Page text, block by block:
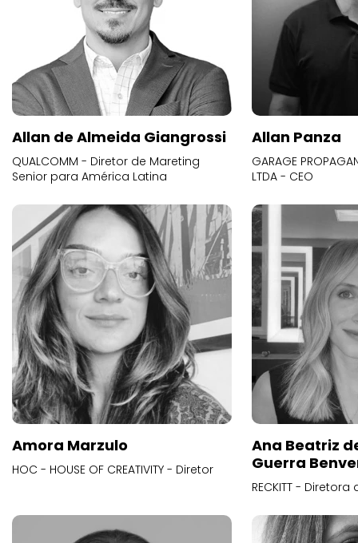
Allan de Almeida Giangrossi
QUALCOMM - Diretor de Mareting
Senior para América Latina
Allan Panza
GARAGE
LTDA - CEO
Amora Marzulo
HOC - HOUSE OF CREATIVITY - Diretor
Ana Beatriz
Guerra
RECKITT -